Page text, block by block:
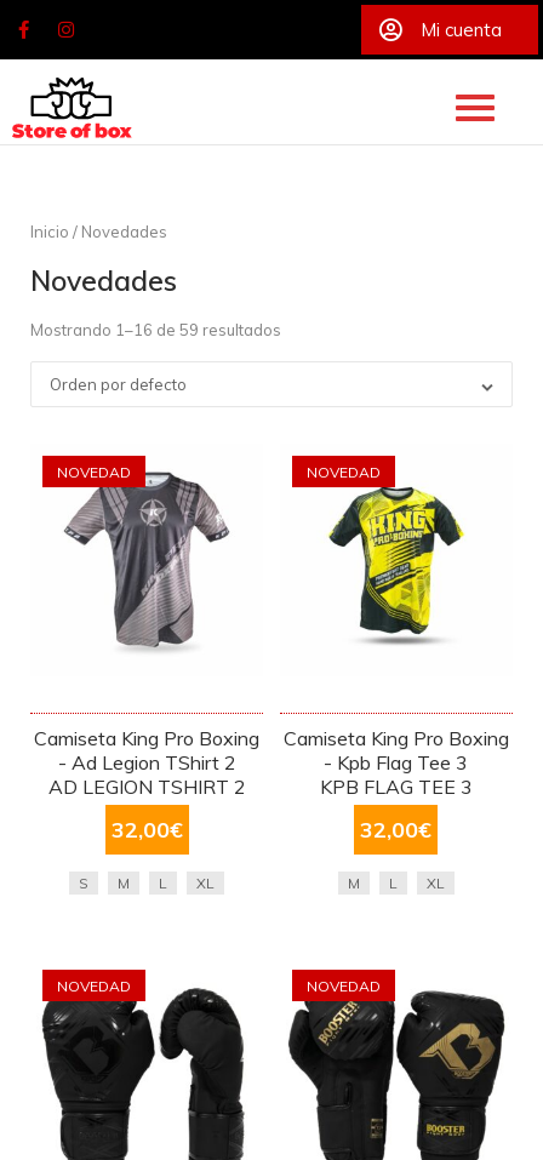
Mi cuenta
content
Inicio / Novedades
Novedades
Mostrando 1–16 de 59 resultados
Orden por defecto
NOVEDAD
Camiseta King Pro Boxing
- Ad Legion TShirt 2
AD LEGION TSHIRT 2
32,00€
S M L XL
NOVEDAD
Camiseta King Pro Boxing
- Kpb Flag Tee 3
KPB FLAG TEE 3
32,00€
M L XL
NOVEDAD NOVEDAD